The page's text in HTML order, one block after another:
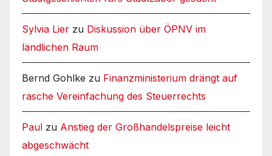
Sylvia Lier zu Diskussion über ÖPNV im
ländlichen Raum
Bernd Gohlke zu Finanzministerium drängt auf
rasche Vereinfachung des Steuerrechts
Paul zu Anstieg der Großhandelspreise leicht
abgeschwächt